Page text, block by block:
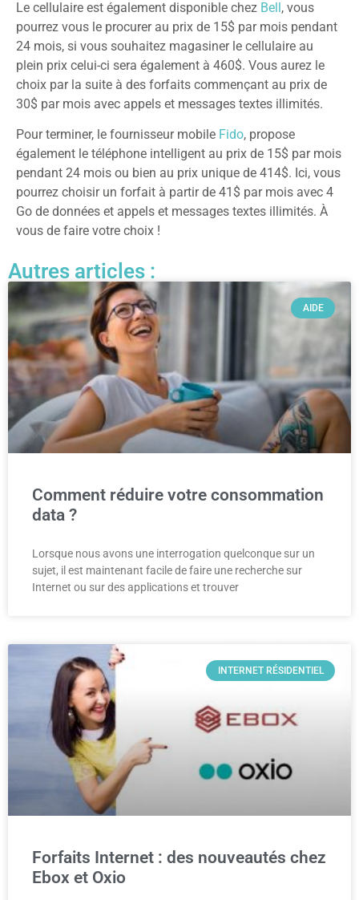
Le cellulaire est également disponible chez Bell, vous
pourrez vous le procurer au prix de 15$ par mois pendant
24 mois, si vous souhaitez magasiner le cellulaire au
plein prix celui-ci sera également à 460$. Vous aurez le
choix par la suite à des forfaits commençant au prix de
30$ par mois avec appels et messages textes illimités.
Pour terminer, le fournisseur mobile Fido, propose
également le téléphone intelligent au prix de 15$ par mois
pendant 24 mois ou bien au prix unique de 414$. Ici, vous
pourrez choisir un forfait à partir de 41$ par mois avec 4
Go de données et appels et messages textes illimités. À
vous de faire votre choix !
Autres articles :
AIDE
Comment réduire votre consommation
data ?
Lorsque nous avons une interrogation quelconque sur un
sujet, il est maintenant facile de faire une recherche sur
Internet ou sur des applications et trouver
INTERNET RÉSIDENTIEL
Forfaits Internet : des nouveautés chez
Ebox et Oxio